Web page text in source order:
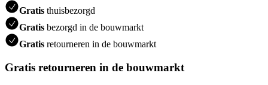
Gratis thuisbezorgd
Gratis bezorgd in de bouwmarkt
Gratis retourneren in de bouwmarkt
Gratis retourneren in de bouwmarkt